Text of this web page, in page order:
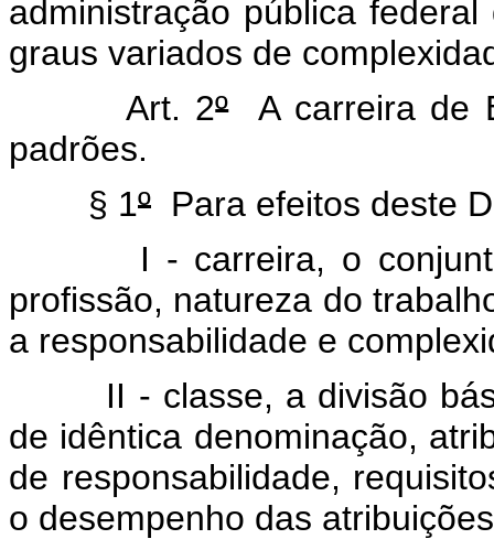
administração pública
graus variados de
Art. 2ºA carreira de
padrões.
§ 1º Para efeitos deste
I - carreira, o conjunto
profissão, natureza do
a responsabilidade e
II - classe, a divisão
de idêntica denominação,
de responsabilidade,
o desempenho das